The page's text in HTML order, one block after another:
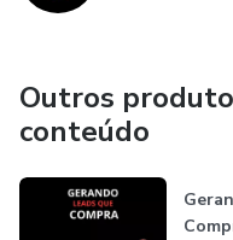
Outros
conteúdo